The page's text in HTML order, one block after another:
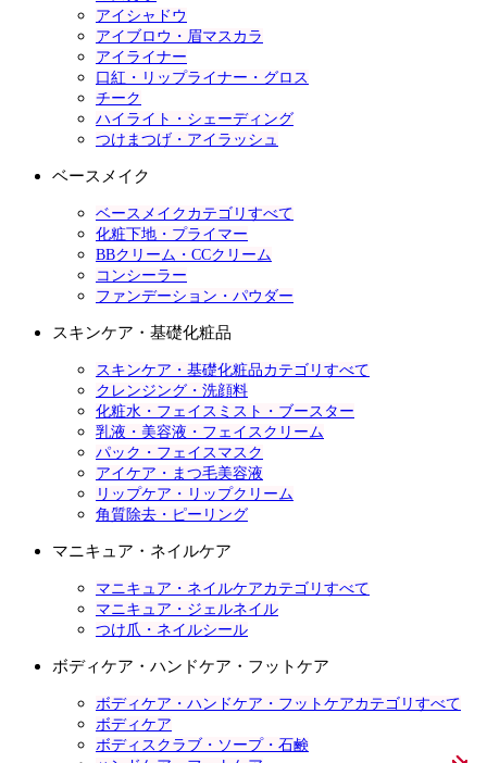
アイシャドウ
アイブロウ・眉マスカラ
アイライナー
口紅・リップライナー・グロス
チーク
ハイライト・シェーディング
つけまつげ・アイラッシュ
ベースメイク
ベースメイクカテゴリすべて
化粧下地・プライマー
BBクリーム・CCクリーム
コンシーラー
ファンデーション・パウダー
スキンケア・基礎化粧品
スキンケア・基礎化粧品カテゴリすべて
クレンジング・洗顔料
化粧水・フェイスミスト・ブースター
乳液・美容液・フェイスクリーム
パック・フェイスマスク
アイケア・まつ毛美容液
リップケア・リップクリーム
角質除去・ピーリング
マニキュア・ネイルケア
マニキュア・ネイルケアカテゴリすべて
マニキュア・ジェルネイル
つけ爪・ネイルシール
ボディケア・ハンドケア・フットケア
ボディケア・ハンドケア・フットケアカテゴリすべて
ボディケア
ボディスクラブ・ソープ・石鹸